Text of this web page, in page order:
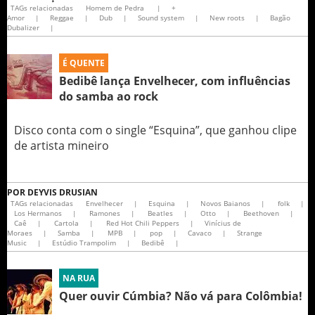
TAGs relacionadas Homem de Pedra |
+
Amor
| Reggae | Dub | Sound system | New roots |
Bagão
Dubalizer
|
É QUENTE
Bedibê lança Envelhecer, com influências
do samba ao rock
Disco conta com o single “Esquina”, que ganhou clipe
de artista mineiro
POR DEYVIS DRUSIAN
TAGs relacionadas Envelhecer | Esquina | Novos Baianos | folk
|
Los Hermanos
| Ramones | Beatles | Otto | Beethoven
|
Caê
| Cartola | Red Hot Chili Peppers |
Vinícius de
Moraes
| Samba | MPB | pop | Cavaco |
Strange
Music
| Estúdio Trampolim | Bedibê |
NA RUA
Quer ouvir Cúmbia? Não vá para Colômbia!